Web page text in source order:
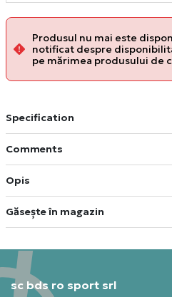
Produsul nu mai este
notificat despre
pe mărimea produsului de
Specification
Comments
Opis
Găsește în magazin
sc bds ro sport srl